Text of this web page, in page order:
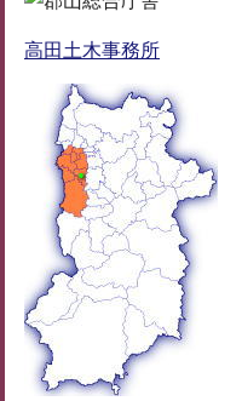
高田土木事務所